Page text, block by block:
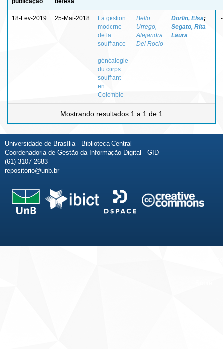
18-Fev-2019 25-Mai-2018
La gestion
moderne
de la
souffrance
:
généalogie
du corps
souffrant
en
Colombie
Bello
Urrego,
Alejandra
Del Rocio
Dorlin, Elsa;
Segato, Rita
Laura
-
Mostrando resultados 1 a 1 de 1
Universidade de Brasília - Biblioteca Central
Coordenadoria de Gestão da Informação Digital - GID
(61) 3107-2683
repositorio@unb.br